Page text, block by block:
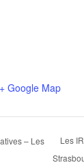
+ Google Map
– Les
Les